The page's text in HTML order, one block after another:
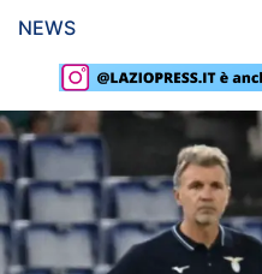
Calcio
Serie A
Champions League
Europa League
NEWS